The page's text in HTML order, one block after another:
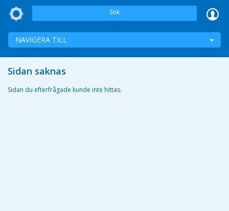
Sök
NAVIGERA TILL
Sidan saknas
Sidan du efterfrågade kunde inte hittas.